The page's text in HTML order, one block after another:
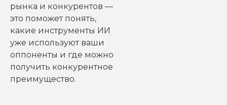
рынка и конкурентов —
это поможет понять,
какие инструменты ИИ
уже используют ваши
оппоненты и где можно
получить конкурентное
преимущество.